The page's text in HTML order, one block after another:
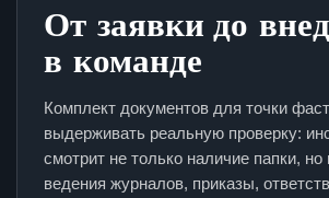
От заявки до
в команде
Комплект документов для точки
выдерживать реальную проверку:
смотрит не только наличие папки, но
ведения журналов, приказы,